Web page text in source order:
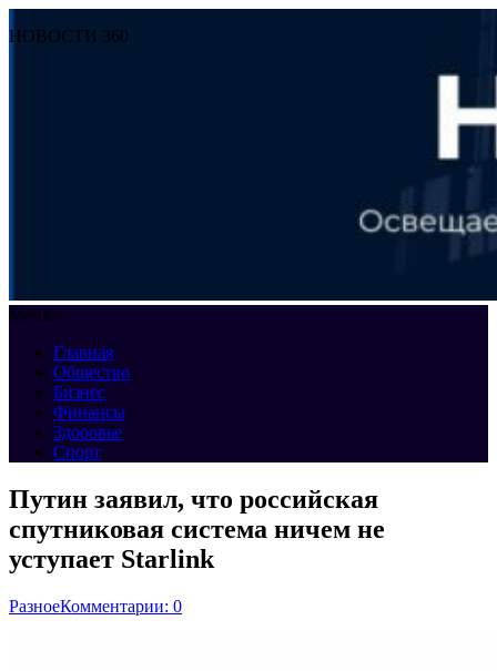
НОВОСТИ 360
Меню
Главная
Общество
Бизнес
Финансы
Здоровье
Спорт
Путин заявил, что российская
спутниковая система ничем не
уступает Starlink
РазноеКомментарии: 0